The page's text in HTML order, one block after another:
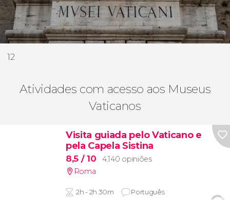
12
Atividades com acesso aos Museus
Vaticanos
Visita guiada pelo Vaticano e
pela Capela Sistina
8,5 / 10
4.140 opiniões
Roma
2h - 2h 30m Português